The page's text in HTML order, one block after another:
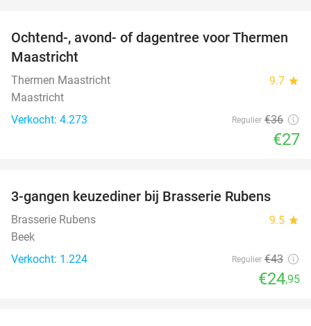
25%
Ochtend-, avond- of dagentree voor Thermen
Maastricht
Thermen Maastricht 9.7 star
Maastricht
Verkocht: 4.273
Regulier €36
€27
42%
3-gangen keuzediner bij Brasserie Rubens
Brasserie Rubens 9.5 star
Beek
Verkocht: 1.224
Regulier €43
€24,95